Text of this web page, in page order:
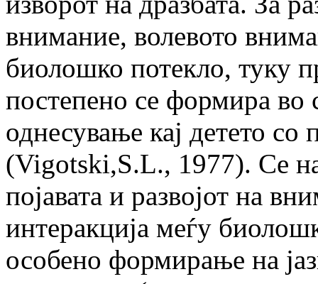
внимание, волевото
биолошко потекло, туку
постепено се формира во
однесување кај детето
(Vigotski,S.L., 1977). Се
појавата и развојот на
интеракција меѓу
особено формирање на